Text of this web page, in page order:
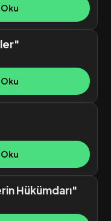
Hükümdarı"